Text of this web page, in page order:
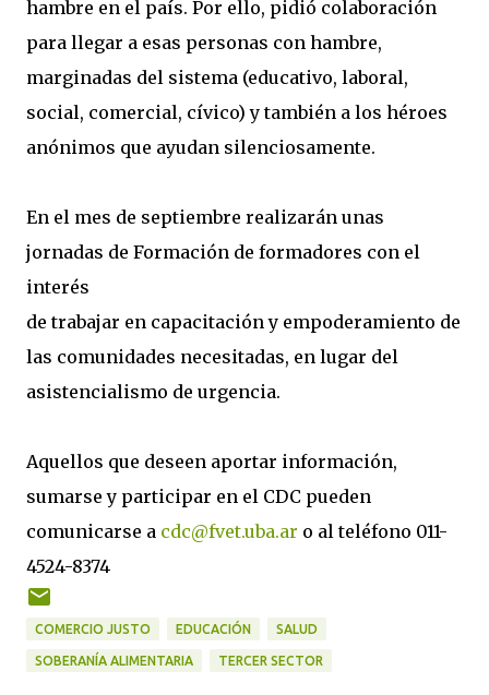
hambre en el país. Por ello, pidió colaboración
para llegar a esas personas con hambre,
marginadas del sistema (educativo, laboral,
social, comercial, cívico) y también a los héroes
anónimos que ayudan silenciosamente.
En el mes de septiembre realizarán unas
jornadas de Formación de formadores con el
interés
de trabajar en capacitación y empoderamiento de
las comunidades necesitadas, en lugar del
asistencialismo de urgencia.
Aquellos que deseen aportar información,
sumarse y participar en el CDC pueden
comunicarse a cdc@fvet.uba.ar o al teléfono 011-
4524-8374
COMERCIO JUSTO EDUCACIÓN SALUD
SOBERANÍA ALIMENTARIA TERCER SECTOR